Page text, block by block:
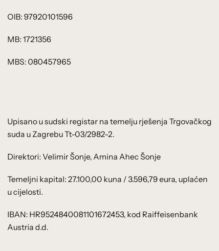
OIB: 97920101596
MB: 1721356
MBS: 080457965
Upisano u sudski registar na temelju rješenja Trgovačkog
suda u Zagrebu Tt-03/2982-2.
Direktori: Velimir Šonje, Amina Ahec Šonje
Temeljni kapital: 27.100,00 kuna / 3.596,79 eura, uplaćen
u cijelosti.
IBAN: HR9524840081101672453, kod Raiffeisenbank
Austria d.d.